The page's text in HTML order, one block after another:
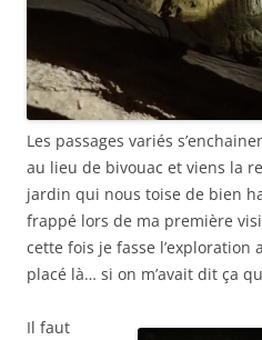
Les passages variés
au lieu de bivouac et viens la
jardin qui nous toise de bien
frappé lors de ma première
cette fois je fasse l’exploration
placé là… si on m’avait dit ça
Il faut